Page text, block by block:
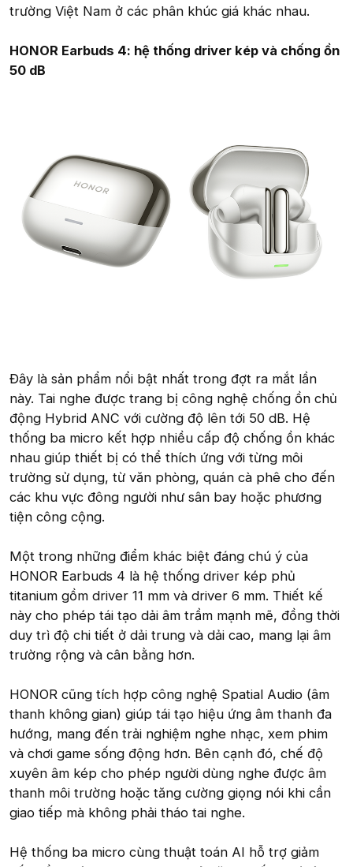
trường Việt Nam ở các phân khúc giá khác nhau.
HONOR Earbuds 4: hệ thống driver kép và chống ồn
50 dB
Đây là sản phẩm nổi bật nhất trong đợt ra mắt lần
này. Tai nghe được trang bị công nghệ chống ồn chủ
động Hybrid ANC với cường độ lên tới 50 dB. Hệ
thống ba micro kết hợp nhiều cấp độ chống ồn khác
nhau giúp thiết bị có thể thích ứng với từng môi
trường sử dụng, từ văn phòng, quán cà phê cho đến
các khu vực đông người như sân bay hoặc phương
tiện công cộng.
Một trong những điểm khác biệt đáng chú ý của
HONOR Earbuds 4 là hệ thống driver kép phủ
titanium gồm driver 11 mm và driver 6 mm. Thiết kế
này cho phép tái tạo dải âm trầm mạnh mẽ, đồng thời
duy trì độ chi tiết ở dải trung và dải cao, mang lại âm
trường rộng và cân bằng hơn.
HONOR cũng tích hợp công nghệ Spatial Audio (âm
thanh không gian) giúp tái tạo hiệu ứng âm thanh đa
hướng, mang đến trải nghiệm nghe nhạc, xem phim
và chơi game sống động hơn. Bên cạnh đó, chế độ
xuyên âm kép cho phép người dùng nghe được âm
thanh môi trường hoặc tăng cường giọng nói khi cần
giao tiếp mà không phải tháo tai nghe.
Hệ thống ba micro cùng thuật toán AI hỗ trợ giảm